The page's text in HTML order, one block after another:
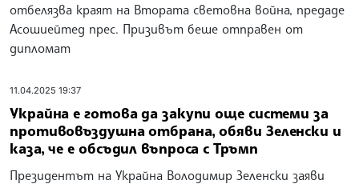
отбелязва краят на Втората световна война, предаде
Асошиейтед прес. Призивът беше отправен от
дипломат
11.04.2025 19:37
Украйна е готова да закупи още системи за
противовъздушна отбрана, обяви Зеленски и
каза, че е обсъдил въпроса с Тръмп
Президентът на Украйна Володимир Зеленски заяви